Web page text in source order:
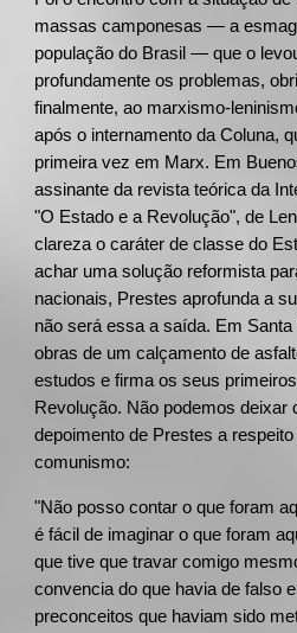
massas camponesas — a
população do Brasil — que o
profundamente os problemas,
finalmente, ao marxismo-
após o internamento da Coluna,
primeira vez em Marx. Em
assinante da revista teórica da
"O Estado e a Revolução", de
clareza o caráter de classe do
achar uma solução reformista
nacionais, Prestes aprofunda a
não será essa a saída. Em Santa
obras de um calçamento de
estudos e firma os seus
Revolução. Não podemos deixar
depoimento de Prestes a
comunismo:
"Não posso contar o que foram
é fácil de imaginar o que foram
que tive que travar comigo
convencia do que havia de falso
preconceitos que haviam sido